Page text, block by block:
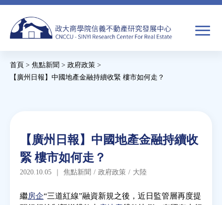
Jump
navigation
搜
搜
尋
焦點新聞
教育推廣
房市分析
您
首頁 > 焦點新聞 > 政府政策 >
【廣州日報】中國地產金融持續收緊 樓市如何走？
Back
top
【廣州日報】中國地產金融持續收
緊 樓市如何走？
2020.10.05 ｜ 焦點新聞 / 政府政策 / 大陸
繼房企“三道紅線”融資新規之後，近日監管層再度提